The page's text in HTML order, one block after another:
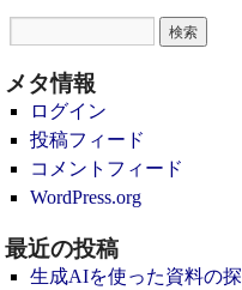
メタ情報
ログイン
投稿フィード
コメントフィード
WordPress.org
最近の投稿
生成AIを使った資料の探